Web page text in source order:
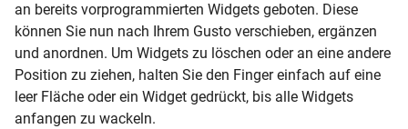
an bereits vorprogrammierten Widgets geboten. Diese
können Sie nun nach Ihrem Gusto verschieben, ergänzen
und anordnen. Um Widgets zu löschen oder an eine andere
Position zu ziehen, halten Sie den Finger einfach auf eine
leer Fläche oder ein Widget gedrückt, bis alle Widgets
anfangen zu wackeln.